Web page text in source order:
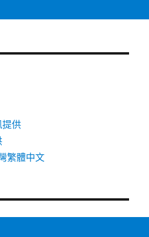
提供
繁體中文